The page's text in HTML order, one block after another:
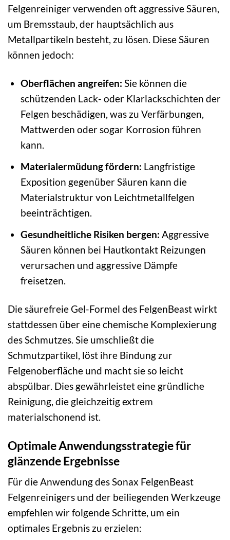
Felgenreiniger verwenden oft aggressive Säuren,
um Bremsstaub, der hauptsächlich aus
Metallpartikeln besteht, zu lösen. Diese Säuren
können jedoch:
Oberflächen angreifen: Sie können die
schützenden Lack- oder Klarlackschichten der
Felgen beschädigen, was zu Verfärbungen,
Mattwerden oder sogar Korrosion führen
kann.
Materialermüdung fördern: Langfristige
Exposition gegenüber Säuren kann die
Materialstruktur von Leichtmetallfelgen
beeinträchtigen.
Gesundheitliche Risiken bergen: Aggressive
Säuren können bei Hautkontakt Reizungen
verursachen und aggressive Dämpfe
freisetzen.
Die säurefreie Gel-Formel des FelgenBeast wirkt
stattdessen über eine chemische Komplexierung
des Schmutzes. Sie umschließt die
Schmutzpartikel, löst ihre Bindung zur
Felgenoberfläche und macht sie so leicht
abspülbar. Dies gewährleistet eine gründliche
Reinigung, die gleichzeitig extrem
materialschonend ist.
Optimale Anwendungsstrategie für
glänzende Ergebnisse
Für die Anwendung des Sonax FelgenBeast
Felgenreinigers und der beiliegenden Werkzeuge
empfehlen wir folgende Schritte, um ein
optimales Ergebnis zu erzielen: